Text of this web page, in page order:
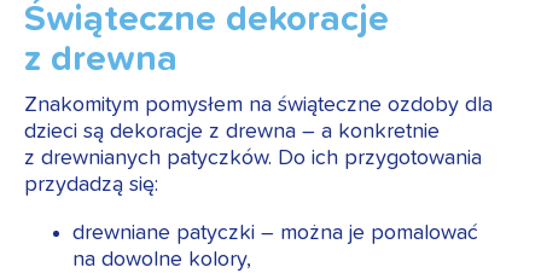
Świąteczne dekoracje
z drewna
Znakomitym pomysłem na świąteczne ozdoby dla
dzieci są dekoracje z drewna – a konkretnie
z drewnianych patyczków. Do ich przygotowania
przydadzą się:
drewniane patyczki – można je pomalować
na dowolne kolory,